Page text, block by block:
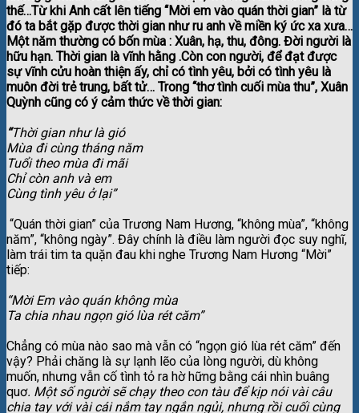
thế…Từ khi Anh cất lên tiếng “Mời em vào quán thời gian” là từ
đó ta bắt gặp được thời gian như ru anh về miền ký ức xa xưa…
Một năm thường có bốn mùa : Xuân, hạ, thu, đông. Đời người là
hữu hạn. Thời gian là vĩnh hằng .Còn con người, để đạt được
sự vĩnh cửu hoàn thiện ấy, chỉ có tình yêu, bởi có tình yêu là
muôn đời trẻ trung, bất tử… Trong “thơ tình cuối mùa thu”, Xuân
Quỳnh cũng có ý cảm thức về thời gian:
“Thời gian như là gió
Mùa đi cùng tháng năm
Tuổi theo mùa đi mãi
Chỉ còn anh và em
Cùng tình yêu ở lại”
“Quán thời gian” của Trương Nam Hương, “không mùa”, “không
năm”, “không ngày”. Đây chính là điều làm người đọc suy nghĩ,
làm trái tim ta quặn đau khi nghe Trương Nam Hương “Mời”
tiếp:
“Mời Em vào quán không mùa
Ta chia nhau ngọn gió lùa rét căm”
Chẳng có mùa nào sao mà vẫn có “ngọn gió lùa rét căm” đến
vậy? Phải chăng là sự lạnh lẽo của lòng người, dù không
muốn, nhưng vẫn cố tình tỏ ra hờ hững bằng cái nhìn buâng
quơ. Một số người sẽ chạy theo con tàu để kịp nói vài câu
chia tay với vài cái nắm tay ngắn ngủi, nhưng rồi cuối cùng